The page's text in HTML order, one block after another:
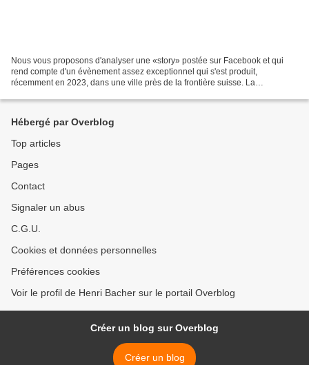
Nous vous proposons d'analyser une «story» postée sur Facebook et qui
rend compte d'un évènement assez exceptionnel qui s'est produit,
récemment en 2023, dans une ville près de la frontière suisse. La
Hébergé par Overblog
Top articles
Pages
Contact
Signaler un abus
C.G.U.
Cookies et données personnelles
Préférences cookies
Voir le profil de Henri Bacher sur le portail Overblog
Créer un blog sur Overblog
Créer un blog